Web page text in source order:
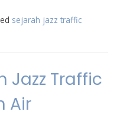
sejarah jazz traffic
Jazz Traffic
Air